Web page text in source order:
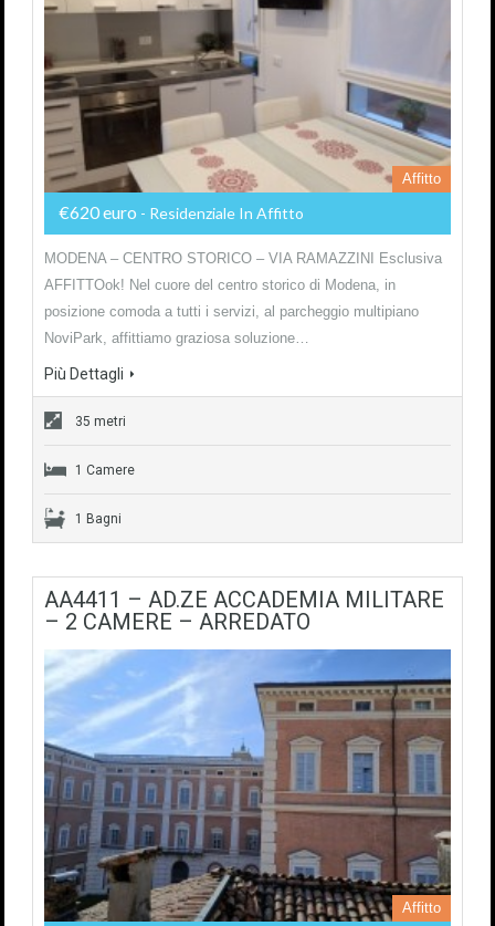
Affitto
€620 euro - Residenziale In Affitto
MODENA – CENTRO STORICO – VIA RAMAZZINI Esclusiva
AFFITTOok! Nel cuore del centro storico di Modena, in
posizione comoda a tutti i servizi, al parcheggio multipiano
NoviPark, affittiamo graziosa soluzione…
Più Dettagli
35 metri
1 Camere
1 Bagni
AA4411 – AD.ZE ACCADEMIA MILITARE
– 2 CAMERE – ARREDATO
Affitto